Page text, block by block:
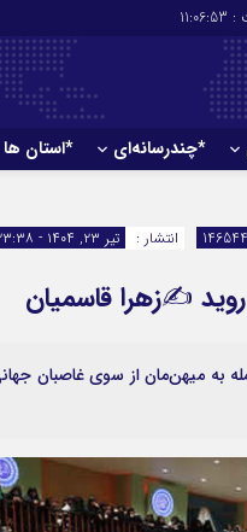
:
11:06:54
*چندرسانه‌ای *استان ها
بانک ها
نفت و انرژی
اخبار بورس
ارتباطات و
آگهی های
تبلیغات
انتشار :
تیر ۲۳, ۱۴۰۴ - ۲۳:۳۸ 146544
✍️زهرا قاسمیان
به میهن‌مان از سوی غاصبان